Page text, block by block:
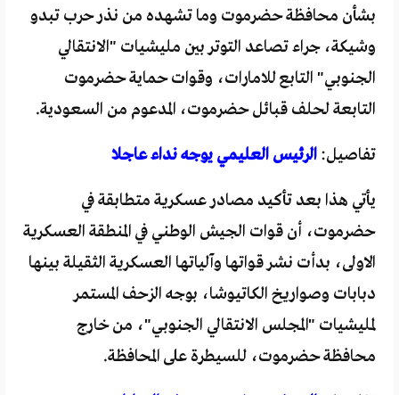
بشأن محافظة حضرموت وما تشهده من نذر حرب تبدو
وشيكة، جراء تصاعد التوتر بين مليشيات "الانتقالي
الجنوبي" التابع للامارات، وقوات حماية حضرموت
التابعة لحلف قبائل حضرموت، المدعوم من السعودية.
تفاصيل: الرئيس العليمي يوجه نداء عاجلا
يأتي هذا بعد تأكيد مصادر عسكرية متطابقة في
حضرموت، أن قوات الجيش الوطني في المنطقة العسكرية
الاولى، بدأت نشر قواتها وآلياتها العسكرية الثقيلة بينها
دبابات وصواريخ الكاتيوشا، بوجه الزحف المستمر
لمليشيات "المجلس الانتقالي الجنوبي"، من خارج
محافظة حضرموت، للسيطرة على المحافظة.